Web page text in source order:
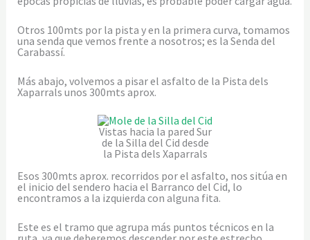
Otros 100mts por la pista y en la primera curva, tomamos
una senda que vemos frente a nosotros; es la Senda del
Carabassí.
Más abajo, volvemos a pisar el asfalto de la Pista dels
Xaparrals unos 300mts aprox.
Vistas hacia la pared Sur
de la Silla del Cid desde
la Pista dels Xaparrals
Esos 300mts aprox. recorridos por el asfalto, nos sitúa en
el inicio del sendero hacia el Barranco del Cid, lo
encontramos a la izquierda con alguna fita.
Este es el tramo que agrupa más puntos técnicos en la